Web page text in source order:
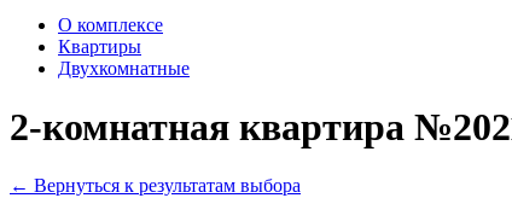
О комплексе
Квартиры
Двухкомнатные
2-комнатная квартира №202
← Вернуться к результатам выбора